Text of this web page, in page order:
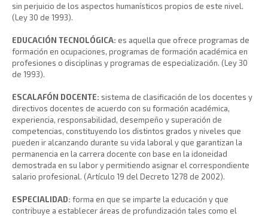
sin perjuicio de los aspectos humanísticos propios de este nivel.
(Ley 30 de 1993).
EDUCACIÓN TECNOLÓGICA: es aquella que ofrece programas de
formación en ocupaciones, programas de formación académica en
profesiones o disciplinas y programas de especialización. (Ley 30
de 1993).
ESCALAFÓN DOCENTE: sistema de clasificación de los docentes y
directivos docentes de acuerdo con su formación académica,
experiencia, responsabilidad, desempeño y superación de
competencias, constituyendo los distintos grados y niveles que
pueden ir alcanzando durante su vida laboral y que garantizan la
permanencia en la carrera docente con base en la idoneidad
demostrada en su labor y permitiendo asignar el correspondiente
salario profesional. (Artículo 19 del Decreto 1278 de 2002).
ESPECIALIDAD: forma en que se imparte la educación y que
contribuye a establecer áreas de profundización tales como el